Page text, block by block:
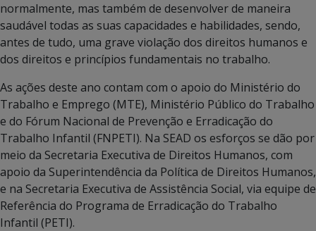
normalmente, mas também de desenvolver de maneira
saudável todas as suas capacidades e habilidades, sendo,
antes de tudo, uma grave violação dos direitos humanos e
dos direitos e princípios fundamentais no trabalho.
As ações deste ano contam com o apoio do Ministério do
Trabalho e Emprego (MTE), Ministério Público do Trabalho
e do Fórum Nacional de Prevenção e Erradicação do
Trabalho Infantil (FNPETI). Na SEAD os esforços se dão por
meio da Secretaria Executiva de Direitos Humanos, com
apoio da Superintendência da Política de Direitos Humanos,
e na Secretaria Executiva de Assistência Social, via equipe de
Referência do Programa de Erradicação do Trabalho
Infantil (PETI).